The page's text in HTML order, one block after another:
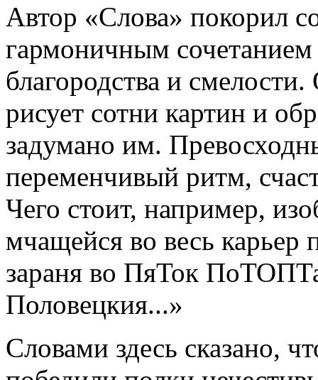
Автор «Слова» покорил
гармоничным
благородства и
рисует сотни картин и
задумано им.
переменчивый ритм,
Чего стоит, например,
мчащейся во весь карьер
зараня во ПяТок
Половецкия...»
Словами здесь сказано,